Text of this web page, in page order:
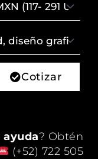
Cotizar
ayuda? Obtén
(+52) 722 505